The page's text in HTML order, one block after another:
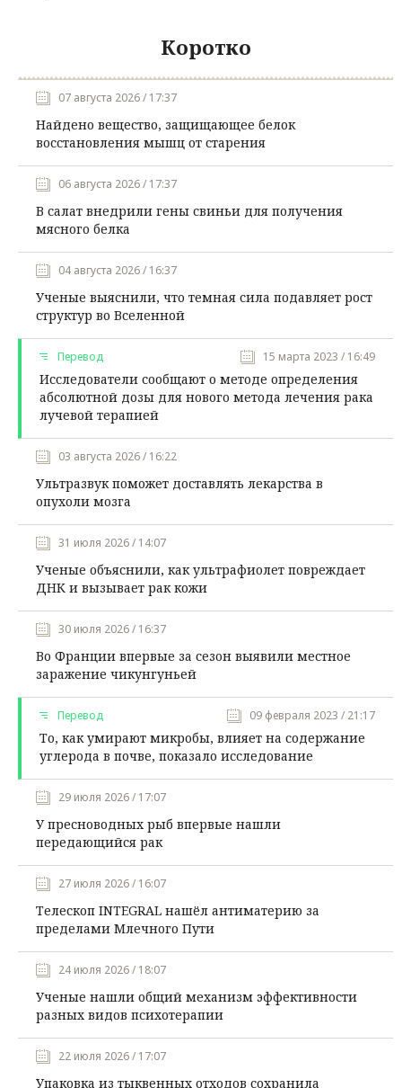
Коротко
07 августа 2026 / 17:37
Найдено вещество, защищающее белок
восстановления мышц от старения
06 августа 2026 / 17:37
В салат внедрили гены свиньи для получения
мясного белка
04 августа 2026 / 16:37
Ученые выяснили, что темная сила подавляет рост
структур во Вселенной
Перевод 15 марта 2023 / 16:49
Исследователи сообщают о методе определения
абсолютной дозы для нового метода лечения рака
лучевой терапией
03 августа 2026 / 16:22
Ультразвук поможет доставлять лекарства в
опухоли мозга
31 июля 2026 / 14:07
Ученые объяснили, как ультрафиолет повреждает
ДНК и вызывает рак кожи
30 июля 2026 / 16:37
Во Франции впервые за сезон выявили местное
заражение чикунгуньей
Перевод 09 февраля 2023 / 21:17
То, как умирают микробы, влияет на содержание
углерода в почве, показало исследование
29 июля 2026 / 17:07
У пресноводных рыб впервые нашли
передающийся рак
27 июля 2026 / 16:07
Телескоп INTEGRAL нашёл антиматерию за
пределами Млечного Пути
24 июля 2026 / 18:07
Ученые нашли общий механизм эффективности
разных видов психотерапии
22 июля 2026 / 17:07
Упаковка из тыквенных отходов сохранила